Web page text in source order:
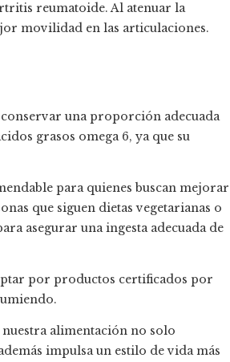
reumatoide. Al atenuar la
movilidad en las articulaciones.
una proporción adecuada
grasos omega 6, ya que su
para quienes buscan mejorar
que siguen dietas vegetarianas o
asegurar una ingesta adecuada de
por productos certificados por
nuestra alimentación no solo
impulsa un estilo de vida más